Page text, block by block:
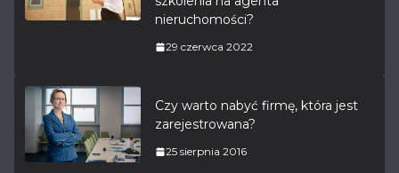
nieruchomości?
29 czerwca 2022
Czy warto nabyć firmę, która jest
zarejestrowana?
25 sierpnia 2016